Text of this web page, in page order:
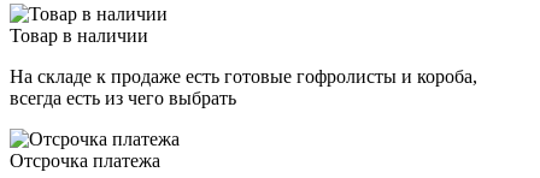
Товар в наличии
На складе к продаже есть готовые гофролисты и короба,
всегда есть из чего выбрать
Отсрочка платежа